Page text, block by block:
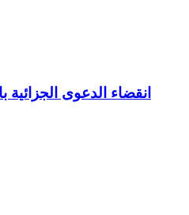
انقضاء الدعوى